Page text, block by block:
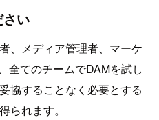
い
、メディア管理者、マーケ
全てのチームでDAMを試し
協することなく必要とする
られます。